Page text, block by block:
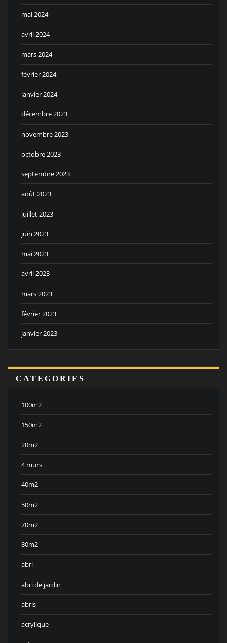
mai 2024
avril 2024
mars 2024
février 2024
janvier 2024
décembre 2023
novembre 2023
octobre 2023
septembre 2023
août 2023
juillet 2023
juin 2023
mai 2023
avril 2023
mars 2023
février 2023
janvier 2023
CATEGORIES
100m2
150m2
20m2
4 murs
40m2
50m2
70m2
80m2
abri
abri de jardin
abris
acrylique